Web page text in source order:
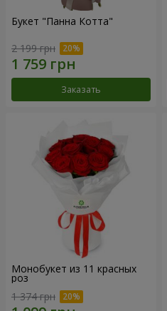
Букет "Панна Котта"
2 199 грн
Заказать
Монобукет из 11 красных
роз
1 374 грн